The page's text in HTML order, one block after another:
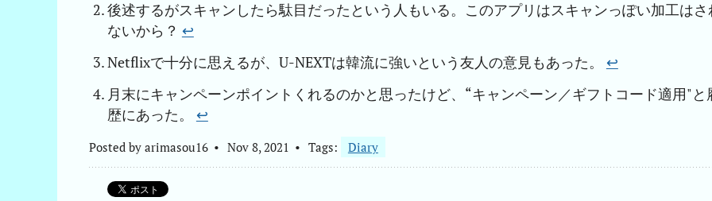
後述するがスキャンしたら駄目だったという人もいる。このアプリはスキャンっぽい加工はさ
ないから？ ↩︎
Netflixで十分に思えるが、U-NEXTは韓流に強いという友人の意見もあった。 ↩︎
月末にキャンペーンポイントくれるのかと思ったけど、“キャンペーン／ギフトコード適用"と
歴にあった。 ↩︎
Posted by arimasou16 Nov 8, 2021 Tags: Diary